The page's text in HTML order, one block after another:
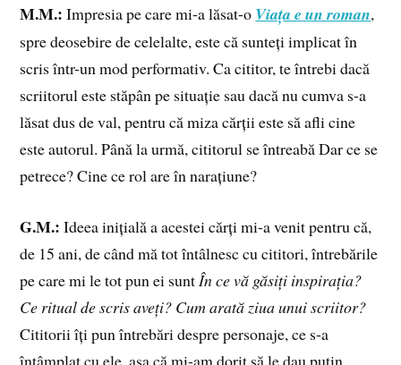
M.M.: Impresia pe care mi-a lăsat-o Viața e un roman,
spre deosebire de celelalte, este că sunteți implicat în
scris într-un mod performativ. Ca cititor, te întrebi dacă
scriitorul este stăpân pe situație sau dacă nu cumva s-a
lăsat dus de val, pentru că miza cărții este să afli cine
este autorul. Până la urmă, cititorul se întreabă Dar ce se
petrece? Cine ce rol are în narațiune?
G.M.: Ideea inițială a acestei cărți mi-a venit pentru că,
de 15 ani, de când mă tot întâlnesc cu cititori, întrebările
pe care mi le tot pun ei sunt În ce vă găsiți inspirația?
Ce ritual de scris aveți? Cum arată ziua unui scriitor?
Cititorii îți pun întrebări despre personaje, ce s-a
întâmplat cu ele, așa că mi-am dorit să le dau puțin